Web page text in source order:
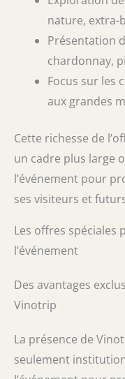
nature, extra-
Présentation
chardonnay,
Focus sur les
aux grandes
Cette richesse de
un cadre plus large
l’événement pour
ses visiteurs et
Les offres spéciales
l’événement
Des avantages
Vinotrip
La présence de
seulement